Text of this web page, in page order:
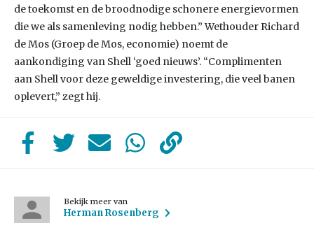
de toekomst en de broodnodige schonere energievormen
die we als samenleving nodig hebben.” Wethouder Richard
de Mos (Groep de Mos, economie) noemt de
aankondiging van Shell ‘goed nieuws’. “Complimenten
aan Shell voor deze geweldige investering, die veel banen
oplevert,” zegt hij.
Bekijk meer van
Herman Rosenberg